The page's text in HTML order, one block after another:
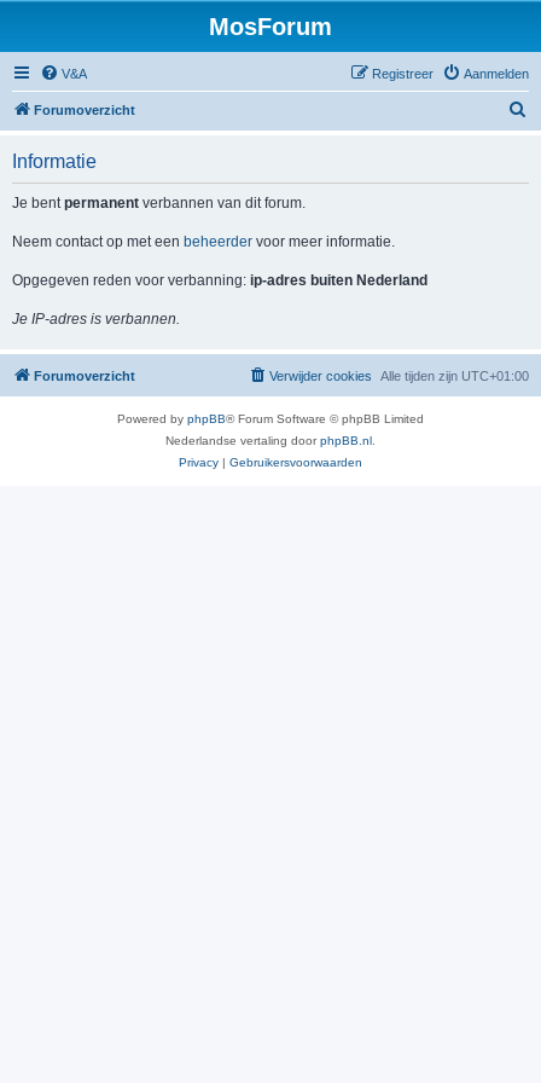
MosForum
V&A Aanmelden
Registreer
Forumoverzicht
Informatie
Je bentpermanent verbannen van dit forum.
Neem contact op met een beheerder voor meer informatie.
Opgegeven reden voor verbanning: ip-adres buiten Nederland
Je IP-adres is verbannen.
Forumoverzicht Alle tijden zijn UTC+01:00
Verwijder cookies
Powered by phpBB® Forum Software © phpBB Limited
Nederlandse vertaling doorphpBB.nl
Privacy | Gebruikersvoorwaarden